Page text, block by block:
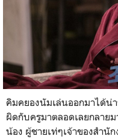
คิมคยองนัมเล่นออกมาได้น่
ผิดกับครูมาตลอดเลยกลาย
น้อง ผู้ชายเท่ๆเจ้าของสำนั